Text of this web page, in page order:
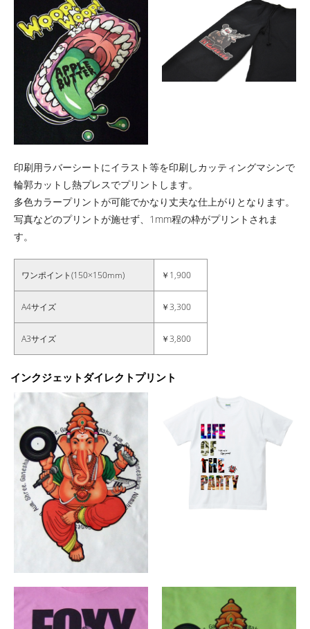
印刷用ラバーシートにイラスト等を印刷しカッティングマシンで
輪郭カットし熱プレスでプリントします。
多色カラープリントが可能でかなり丈夫な仕上がりとなります。
写真などのプリントが施せず、1mm程の枠がプリントされま
す。
ワンポイント(150×150mm) ￥1,900
A4サイズ ￥3,300
A3サイズ ￥3,800
インクジェットダイレクトプリント